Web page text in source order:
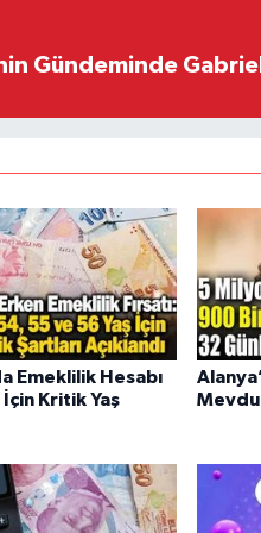
Gündeminde
Emeklilik Hesabı
Kritik Yaş